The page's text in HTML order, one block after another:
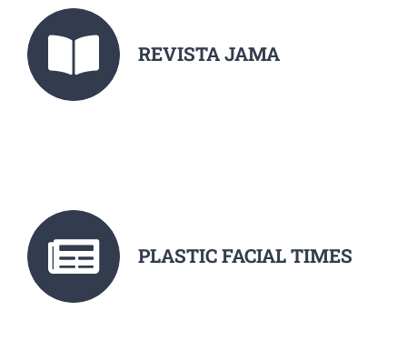
REVISTA JAMA
PLASTIC FACIAL TIMES